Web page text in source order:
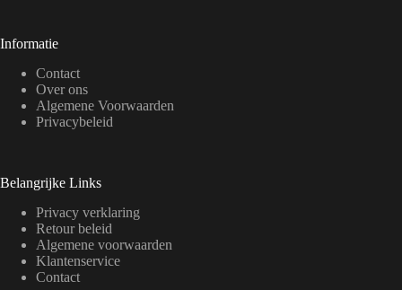
Informatie
Contact
Over ons
Algemene Voorwaarden
Privacybeleid
Belangrijke Links
Privacy verklaring
Retour beleid
Algemene voorwaarden
Klantenservice
Contact